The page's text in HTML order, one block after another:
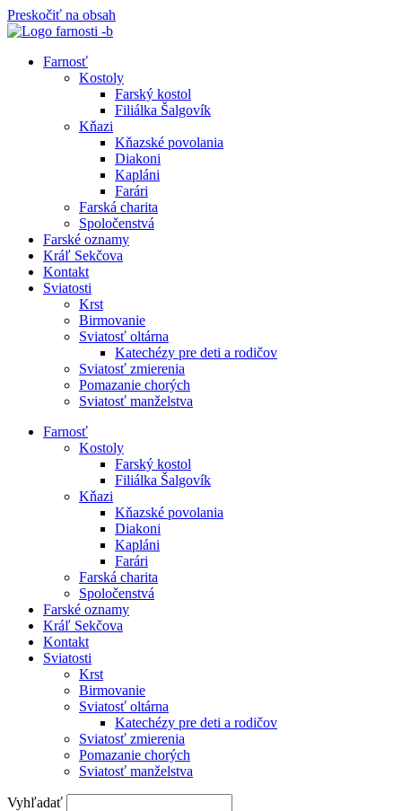
Preskočiť na obsah
Farnosť
Kostoly
Farský kostol
Filiálka Šalgovík
Kňazi
Kňazské povolania
Diakoni
Kapláni
Farári
Farská charita
Spoločenstvá
Farské oznamy
Kráľ Sekčova
Kontakt
Sviatosti
Krst
Birmovanie
Sviatosť oltárna
Katechézy pre deti a rodičov
Sviatosť zmierenia
Pomazanie chorých
Sviatosť manželstva
Farnosť
Kostoly
Farský kostol
Filiálka Šalgovík
Kňazi
Kňazské povolania
Diakoni
Kapláni
Farári
Farská charita
Spoločenstvá
Farské oznamy
Kráľ Sekčova
Kontakt
Sviatosti
Krst
Birmovanie
Sviatosť oltárna
Katechézy pre deti a rodičov
Sviatosť zmierenia
Pomazanie chorých
Sviatosť manželstva
Vyhľadať